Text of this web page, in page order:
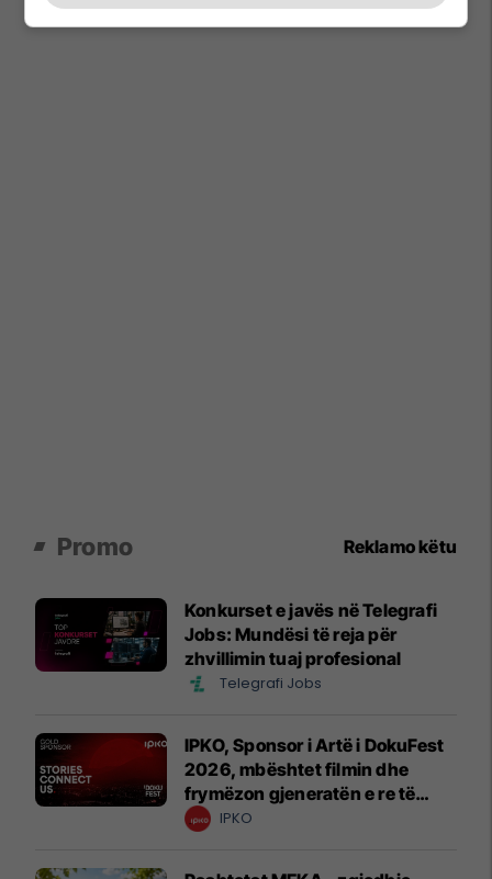
Promo Reklamo këtu
Konkurset e javës në Telegrafi
Jobs: Mundësi të reja për
zhvillimin tuaj profesional
Telegrafi Jobs
IPKO, Sponsor i Artë i DokuFest
2026, mbështet filmin dhe
frymëzon gjeneratën e re të
krijuesve
IPKO